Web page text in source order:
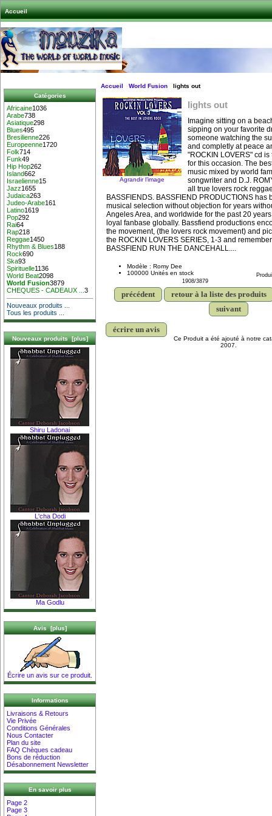
Accueil
Catégories
Africaine1036
Arabe738
Asiatique298
Blues495
Bresilienne226
Europeenne1720
Folk714
Funk49
Hip Hop262
Island662
Israelienne15
Jazz1655
Judaica263
Judeo-Arabe161
Latino1619
Pop292
Rai64
Rap218
Reggae1450
Rhythm & Blues188
Rock690
Ska93
Spirituelle1136
World Beat2098
World Fusion3879
CHEQUES - CADEAUX ...3
Nouveaux produits ...
Tous les produits ...
Nouveaux produits [plus]
Shiru Ladonai
L'cha Dodi
Ma Godlu
Avis [plus]
Écrire un avis sur ce produit.
Informations
Livraisons & Retours
Vie Privée
Conditions Générales
Nous Contacter
Plan du site
FAQ Chèques cadeau
Bons de réduction
Désabonnement Newsletter
En savoir plus
Page 2
Page 3
Accueil World Fusion lights out
Agrandir l’image
lights out
Imagine sitting on a
sipping on your favorite
someone watching the
and completly at peace
"ROCKIN LOVERS" cd
for this occasion. The
music mixed by world
songwriter and D.J.
all true lovers rock
BASSFIENDS. BASSFIEND PRODUCTIONS
musical selection without objection for years
Angeles Area, and worldwide for the past 20
loyal fanbase globally. Bassfiend productions
the movement, (the lovers rock movement) and
the ROCKIN LOVERS SERIES, 1-3 and
BASSFIEND RUN THE DANCEHALL....
Modèle : Romy Dee
100000 Unités en stock
1908/3879
précédent
retour à la liste des produits
suivant
écrire un avis
Ce Produit a été ajouté à notre
2007.